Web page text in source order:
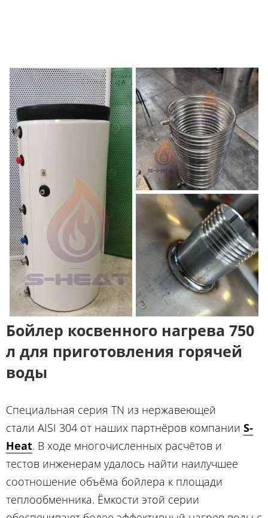
Бойлер косвенного нагрева 750
л для приготовления горячей
воды
Специальная серия TN из нержавеющей
стали AISI 304 от наших партнёров компании S-
Heat. В ходе многочисленных расчётов и
тестов инженерам удалось найти наилучшее
соотношение объёма бойлера к площади
теплообменника. Ёмкости этой серии